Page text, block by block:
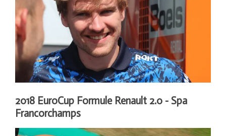
2018 EuroCup Formule Renault 2.0 - Spa
Francorchamps